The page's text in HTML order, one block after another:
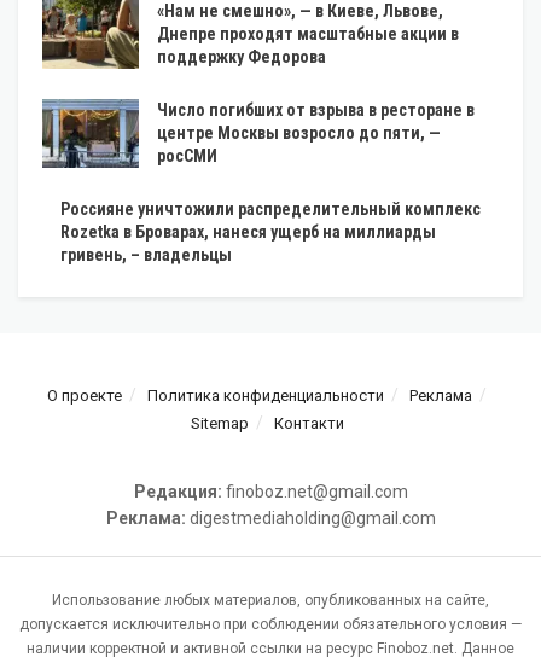
«Нам не смешно», — в Киеве, Львове,
Днепре проходят масштабные акции в
поддержку Федорова
Число погибших от взрыва в ресторане в
центре Москвы возросло до пяти, —
росСМИ
Россияне уничтожили распределительный комплекс
Rozetka в Броварах, нанеся ущерб на миллиарды
гривень, – владельцы
О проекте Политика конфиденциальности
Реклама
Sitemap
Контакти
Редакция: finoboz.net@gmail.com
Реклама: digestmediaholding@gmail.com
Использование любых материалов, опубликованных на сайте,
допускается исключительно при соблюдении обязательного условия —
наличии корректной и активной ссылки на ресурс Finoboz.net. Данное